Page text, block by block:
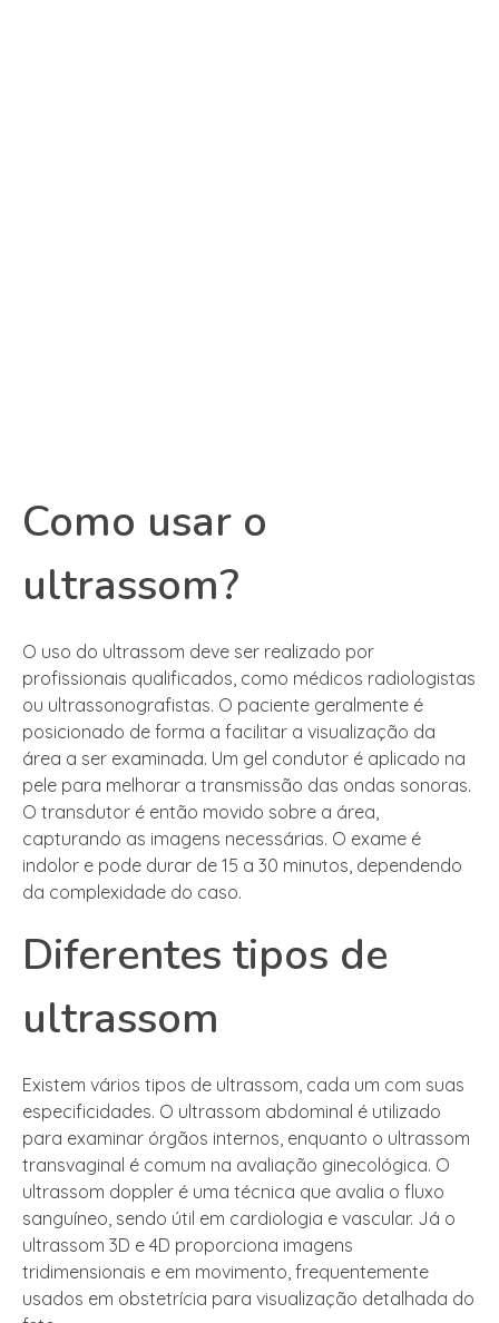
Como usar o
ultrassom?
O uso do ultrassom deve ser realizado por
profissionais qualificados, como médicos radiologistas
ou ultrassonografistas. O paciente geralmente é
posicionado de forma a facilitar a visualização da
área a ser examinada. Um gel condutor é aplicado na
pele para melhorar a transmissão das ondas sonoras.
O transdutor é então movido sobre a área,
capturando as imagens necessárias. O exame é
indolor e pode durar de 15 a 30 minutos, dependendo
da complexidade do caso.
Diferentes tipos de
ultrassom
Existem vários tipos de ultrassom, cada um com suas
especificidades. O ultrassom abdominal é utilizado
para examinar órgãos internos, enquanto o ultrassom
transvaginal é comum na avaliação ginecológica. O
ultrassom doppler é uma técnica que avalia o fluxo
sanguíneo, sendo útil em cardiologia e vascular. Já o
ultrassom 3D e 4D proporciona imagens
tridimensionais e em movimento, frequentemente
usados em obstetrícia para visualização detalhada do